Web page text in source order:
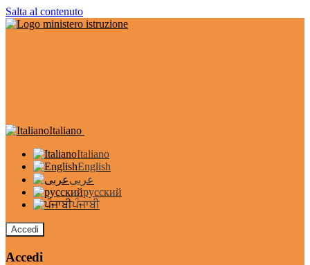
Salta al contenuto
Italiano
Italiano
English
عربى
русский
ਪੰਜਾਬੀ
Accedi
Accedi